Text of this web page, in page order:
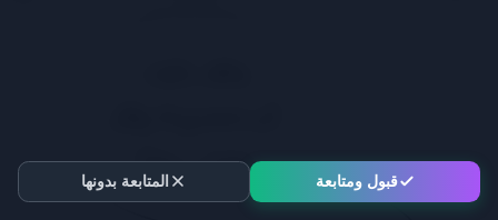
قبول ومتابعة المتابعة بدونها